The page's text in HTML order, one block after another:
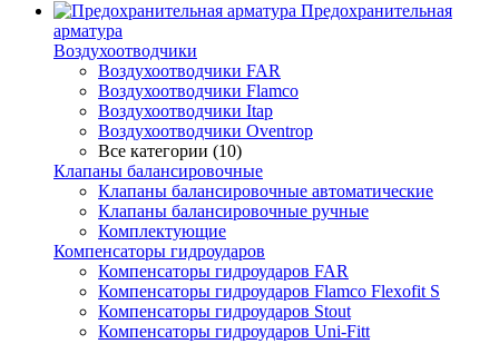
Предохранительная
арматура
Воздухоотводчики
Воздухоотводчики FAR
Воздухоотводчики Flamco
Воздухоотводчики Itap
Воздухоотводчики Oventrop
Все категории (10)
Клапаны балансировочные
Клапаны балансировочные автоматические
Клапаны балансировочные ручные
Комплектующие
Компенсаторы гидроударов
Компенсаторы гидроударов FAR
Компенсаторы гидроударов Flamco Flexofit S
Компенсаторы гидроударов Stout
Компенсаторы гидроударов Uni-Fitt